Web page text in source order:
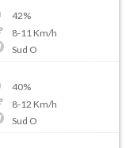
42%
8-11 Km/h
Sud O
40%
8-12 Km/h
Sud O